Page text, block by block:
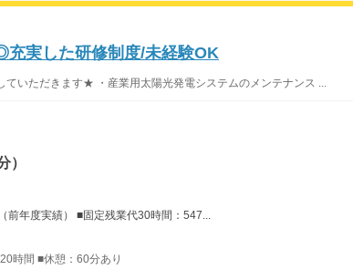
実した研修制度/未経験OK
ただきます★ ・産業用太陽光発電システムのメンテナンス ...
）
年度実績） ■固定残業代30時間：547...
時間 ■休憩：60分あり